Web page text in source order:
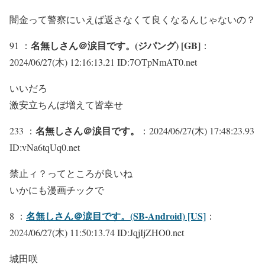
闇金って警察にいえば返さなくて良くなるんじゃないの？
91 ： 名無しさん＠涙目です。(ジパング) [GB] ：
2024/06/27(木) 12:16:13.21 ID:7OTpNmAT0.net
いいだろ
激安立ちんぼ増えて皆幸せ
233 ： 名無しさん＠涙目です。
：2024/06/27(木) 17:48:23.93
ID:vNa6tqUq0.net
禁止ィ？ってところが良いね
いかにも漫画チックで
8 ： 名無しさん＠涙目です。(SB-Android) [US] ：
2024/06/27(木) 11:50:13.74 ID:JqjIjZHO0.net
城田咲